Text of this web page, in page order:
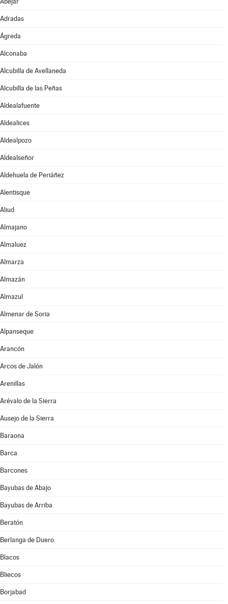
Adradas
Ágreda
Alconaba
Alcubilla de Avellaneda
Alcubilla de las Peñas
Aldealafuente
Aldealices
Aldealpozo
Aldealseñor
Aldehuela de Periáñez
Alentisque
Aliud
Almajano
Almaluez
Almarza
Almazán
Almazul
Almenar de Soria
Alpanseque
Arancón
Arcos de Jalón
Arenillas
Arévalo de la Sierra
Ausejo de la Sierra
Baraona
Barca
Barcones
Bayubas de Abajo
Bayubas de Arriba
Beratón
Berlanga de Duero
Blacos
Bliecos
Borjabad